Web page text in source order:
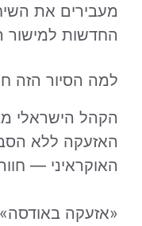
מעבירים את
החדשות למישור
למה הסיור הזה
הקהל הישראלי
האזעקה ללא
האוקראיני —
«אזעקה